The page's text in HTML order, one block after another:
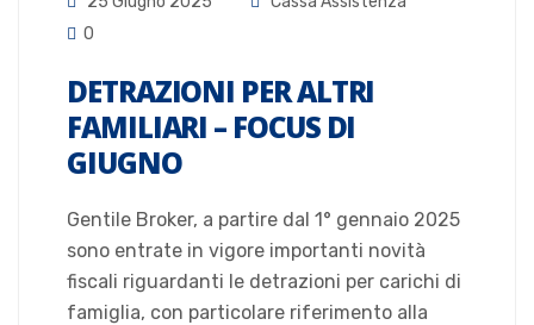
0
DETRAZIONI PER ALTRI
FAMILIARI – FOCUS DI
GIUGNO
Gentile Broker, a partire dal 1° gennaio 2025
sono entrate in vigore importanti novità
fiscali riguardanti le detrazioni per carichi di
famiglia, con particolare riferimento alla